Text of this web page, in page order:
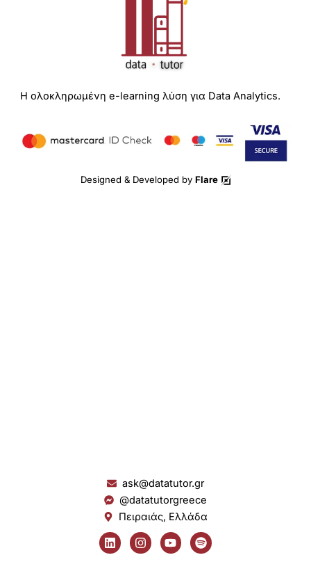
Η ολοκληρωμένη e-learning λύση για Data Analytics.
Designed & Developed by Flare
ask@datatutor.gr
@datatutorgreece
Πειραιάς, Ελλάδα
L
i
n
I
n
s
Y
o
u
S
p
o